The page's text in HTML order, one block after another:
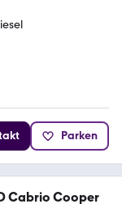
Parken
Cabrio Cooper